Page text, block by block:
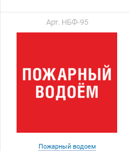
Арт. НБФ-95
Пожарный водоем